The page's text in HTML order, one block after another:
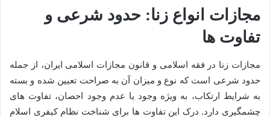
مجازات انواع زنا: حدود شرعی و
تفاوت ها
مجازات زنا در فقه اسلامی و قانون مجازات اسلامی ایران، از جمله
حدود شرعی است که نوع و میزان آن به صراحت تعیین شده و بسته
به شرایط ارتکاب، به ویژه وجود یا عدم وجود احصان، تفاوت های
چشمگیری دارد. درک این تفاوت ها برای شناخت نظام کیفری اسلام